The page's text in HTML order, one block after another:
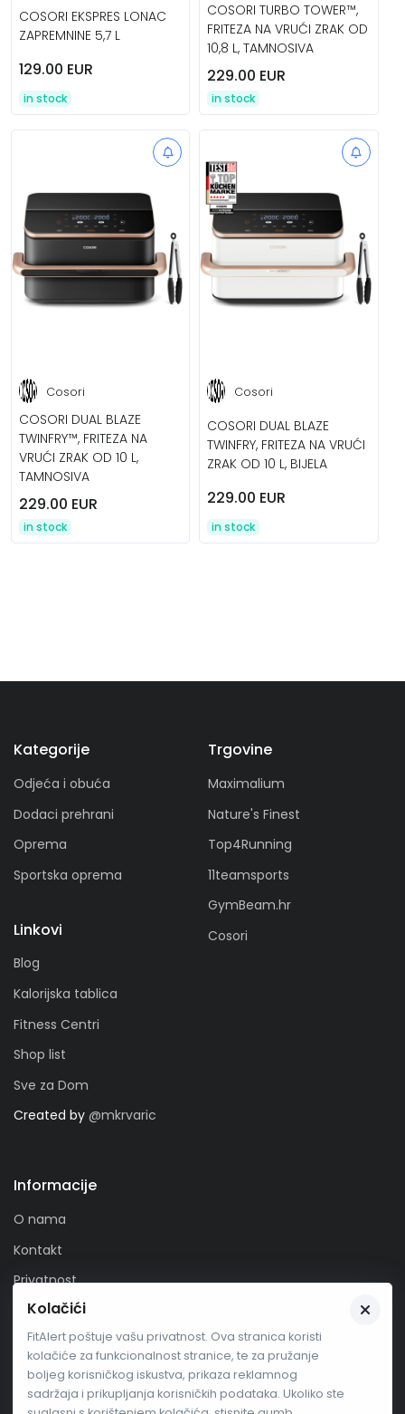
COSORI EKSPRES LONAC
ZAPREMNINE 5,7 L
129.00 EUR
in stock
COSORI TURBO TOWER™,
FRITEZA NA VRUĆI ZRAK OD
10,8 L, TAMNOSIVA
229.00 EUR
in stock
Cosori
COSORI DUAL BLAZE
TWINFRY™, FRITEZA NA
VRUĆI ZRAK OD 10 L,
TAMNOSIVA
229.00 EUR
in stock
Cosori
COSORI DUAL BLAZE
TWINFRY, FRITEZA NA VRUĆI
ZRAK OD 10 L, BIJELA
229.00 EUR
in stock
Kategorije
Odjeća i obuća
Dodaci prehrani
Oprema
Sportska oprema
Linkovi
Blog
Kalorijska tablica
Fitness Centri
Shop list
Sve za Dom
Created by @mkrvaric
Trgovine
Maximalium
Nature's Finest
Top4Running
11teamsports
GymBeam.hr
Cosori
Informacije
O nama
Kontakt
Privatnost
Zaprati nas
Kolačići
FitAlert poštuje vašu privatnost. Ova stranica koristi
kolačiće za funkcionalnost stranice, te za pružanje
boljeg korisničkog iskustva, prikaza reklamnog
sadržaja i prikupljanja korisničkih podataka. Ukoliko ste